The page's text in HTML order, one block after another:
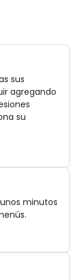
sus
agregando
su
minutos
.